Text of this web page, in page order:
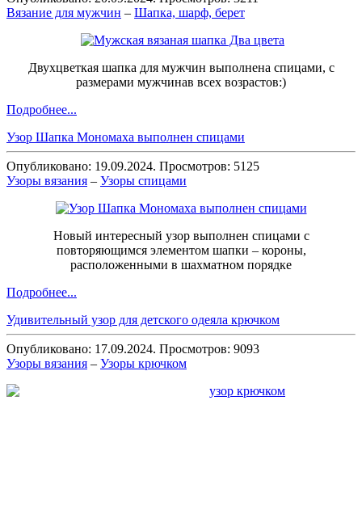
Вязание для мужчин – Шапка, шарф, берет
Двухцветкая шапка для мужчин выполнена спицами, с
размерами мужчинав всех возрастов:)
Подробнее...
Узор Шапка Мономаха выполнен спицами
Опубликовано: 19.09.2024. Просмотров: 5125
Узоры вязания – Узоры спицами
Новый интересный узор выполнен спицами с
повторяющимся элементом шапки – короны,
расположенными в шахматном порядке
Подробнее...
Удивительный узор для детского одеяла крючком
Опубликовано: 17.09.2024. Просмотров: 9093
Узоры вязания – Узоры крючком